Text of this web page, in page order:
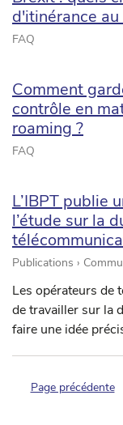
d'itinérance
FAQ
Comment
contrôle en
roaming ?
FAQ
L’IBPT publie
l’étude sur la
Publications ›
Les opérateurs de
de travailler sur la
faire une idée
Page précédente